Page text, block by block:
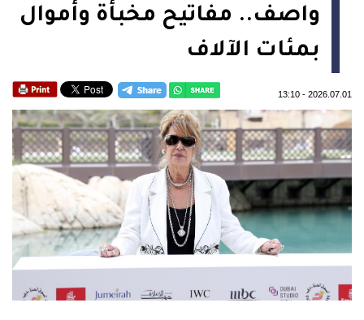
واصف.. مفاتيح مخبأة وأموال
بمئات الآلاف
2026.07.01
-
13:10